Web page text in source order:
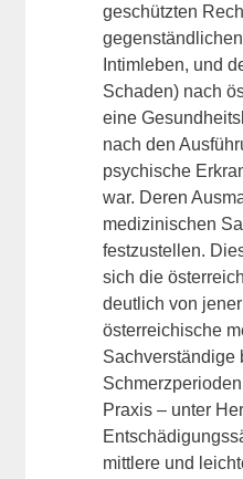
geschützten
Intimleben, und
Schaden) nach
eine
nach den
psychische
war. Deren
medizinischen
festzustellen.
sich die
deutlich von
österreichische
Sachverständige
Praxis – unter
mittlere und